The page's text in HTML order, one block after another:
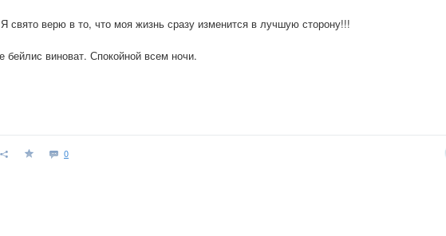
свято верю в то, что моя жизнь сразу изменится в лучшую сторону!!!
бейлис виноват. Спокойной всем ночи.
0